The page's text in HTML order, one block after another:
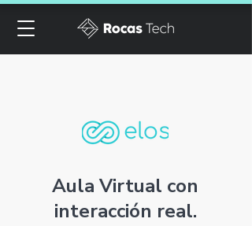
Aula Virtual con
interacción real.